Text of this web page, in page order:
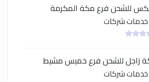
للشحن فرع مكة المكرمة
خدمات شركات
زاجل للشحن فرع خميس مشيط
خدمات شركات